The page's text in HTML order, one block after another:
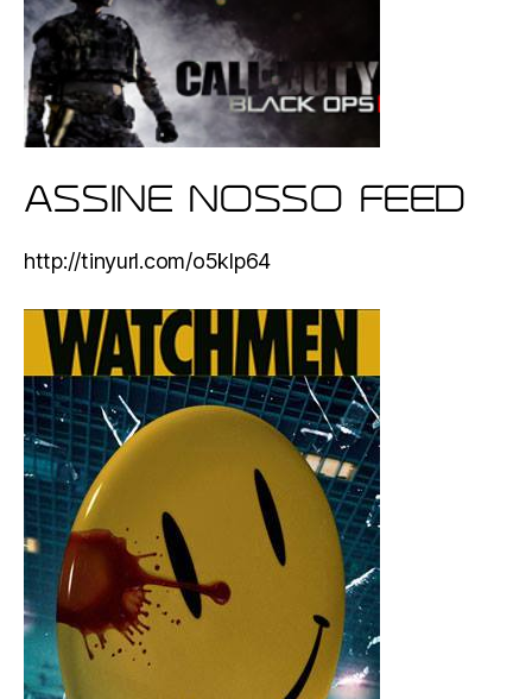
ASSINE NOSSO FEED
http://tinyurl.com/o5klp64